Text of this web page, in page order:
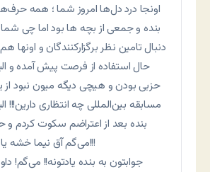
اونجا درد دل‌ها امروز شما ؛ همه
بنده و جمعی از بچه ها بود اما چی
دنبال تامین نظر برگزارکنندگان و اونها
حال استفاده از فرصت پیش آمده و
حزبی بودن و هیچی دیگه میون نبود
مسابقه بین‌المللی چه انتظاری دارین!!!
بنده بعد از اعتراضم سکوت کردم و
می‌گم آق نیما خشه یا نه!!!
جوابتون به بنده یادتونه!! می‌گم!